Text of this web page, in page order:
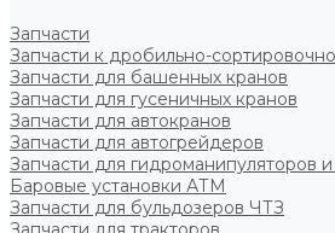
Запчасти
Запчасти к дробильно-
Запчасти для башенных кранов
Запчасти для гусеничных кранов
Запчасти для автокранов
Запчасти для автогрейдеров
Запчасти для гидроманипуляторов
Баровые установки АТМ
Запчасти для бульдозеров ЧТЗ